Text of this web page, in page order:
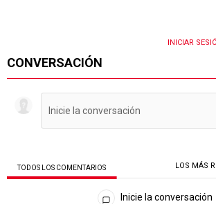
CONVERSACIÓN
INICIAR
TODOS LOS COMENTARIOS LOS MÁS
Todos los comentarios
Inicie la conversación